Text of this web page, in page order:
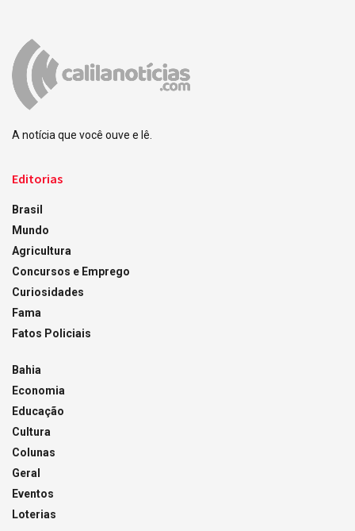
A notícia que você ouve e lê.
Editorias
Brasil
Mundo
Agricultura
Concursos e Emprego
Curiosidades
Fama
Fatos Policiais
Bahia
Economia
Educação
Cultura
Colunas
Geral
Eventos
Loterias